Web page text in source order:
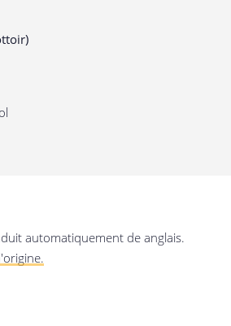
automatiquement de anglais.
de cette déclaration de
confidentialité